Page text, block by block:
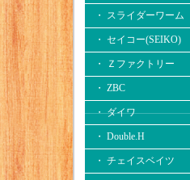
・ スライダーワーム
・ セイコー(SEIKO)
・ Ｚファクトリー
・ ZBC
・ ダイワ
・ Double.H
・ チェイスベイツ